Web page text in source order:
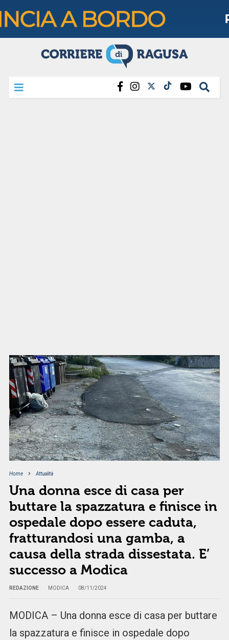
Home Attualità
Una donna esce di casa per
buttare la spazzatura e finisce in
ospedale dopo essere caduta,
fratturandosi una gamba, a
causa della strada dissestata. E’
successo a Modica
REDAZIONE MODICA 08/11/2024
MODICA – Una donna esce di casa per buttare
la spazzatura e finisce in ospedale dopo